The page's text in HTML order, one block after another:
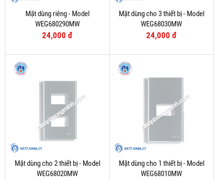
Mặt dùng riêng - Model
WEG680290MW
24,000 đ
Mặt dùng cho 3 thiết bị - Model
WEG68030MW
24,000 đ
Mặt dùng cho 2 thiết bị - Model
WEG68020MW
Mặt dùng cho 1 thiết bị - Model
WEG68010MW